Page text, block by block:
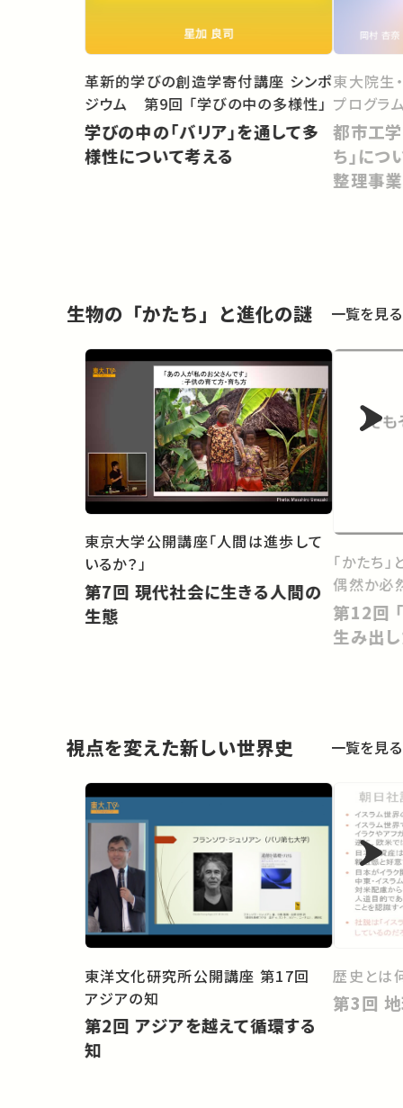
革新的学びの創造学寄付講座 シンポ
ジウム 第9回 「学びの中の多様性」
学びの中の「バリア」を通して多
様性について考える
東大院生
プログラ
都市工
ち」につ
整理事業
生物の「かたち」と進化の謎 一覧を見る
東京大学公開講座「人間は進歩して
いるか？」
第7回 現代社会に生きる人間の
生態
「かたち
偶然か必
第12回 「超・利己的な遺伝子」を
生み出
視点を変えた新しい世界史 一覧を見る
東洋文化研究所公開講座 第17回
アジアの知
第2回 アジアを越えて循環する
知
歴史とは
第